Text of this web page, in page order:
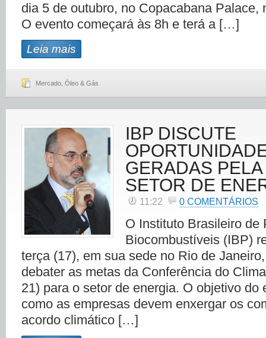
dia 5 de outubro, no Copacabana Palace,
O evento começará às 8h e terá a […]
Leia mais
Mercado Óleo & Gás
IBP DISCUTE
GERADAS
SETOR DE
11:22 0 COMENTÁRIOS
O Instituto Brasileiro de
Biocombustíveis (IBP)
terça (17), em sua sede no Rio de
debater as metas da Conferência do
21) para o setor de energia. O objetivo do
como as empresas devem enxergar os
acordo climático […]